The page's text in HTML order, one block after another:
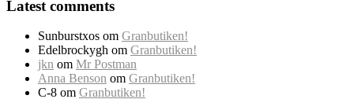
Latest comments
Sunburstxos om Granbutiken!
Edelbrockygh om Granbutiken!
jkn om Mr Postman
Anna Benson om Granbutiken!
C-8 om Granbutiken!